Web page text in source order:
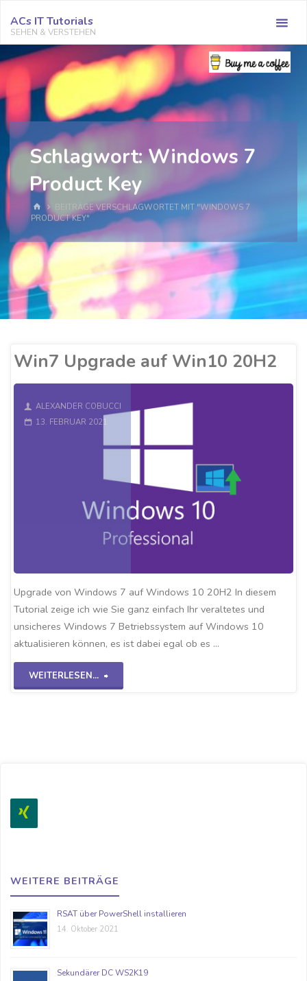
Inhalt
springen
ACs IT Tutorials
SEHEN & VERSTEHEN
Schlagwort:Windows 7
Product Key
STARTBEITRÄGE VERSCHLAGWORTET MIT "WINDOWS 7
PRODUCT KEY"
Win7 Upgrade auf Win10 20H2
ALEXANDER COBUCCI
13. FEBRUAR 2021
Upgrade von Windows 7 auf Windows 10 20H2 In diesem
Tutorial zeige ich wie Sie ganz einfach Ihr veraltetes und
unsicheres Windows 7 Betriebssystem auf Windows 10
aktualisieren können, es ist dabei egal ob es …
WEITERLESEN...
"Win7
WEITERE BEITRÄGE
RSAT über PowerShell installieren
14. Oktober 2021
Sekundärer DC WS2K19